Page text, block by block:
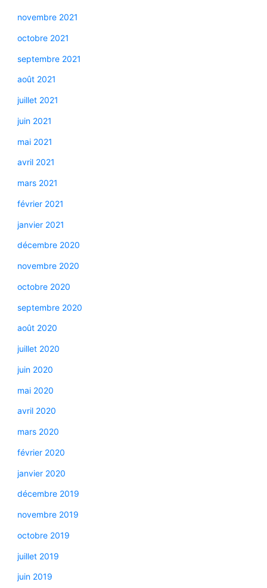
novembre 2021
octobre 2021
septembre 2021
août 2021
juillet 2021
juin 2021
mai 2021
avril 2021
mars 2021
février 2021
janvier 2021
décembre 2020
novembre 2020
octobre 2020
septembre 2020
août 2020
juillet 2020
juin 2020
mai 2020
avril 2020
mars 2020
février 2020
janvier 2020
décembre 2019
novembre 2019
octobre 2019
juillet 2019
juin 2019